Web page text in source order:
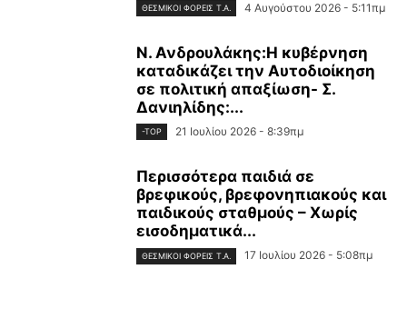
ΘΕΣΜΙΚΟΊ ΦΟΡΕΊΣ Τ.Α. 4 Αυγούστου 2026 - 5:11πμ
Ν. Ανδρουλάκης:Η κυβέρνηση
καταδικάζει την Αυτοδιοίκηση
σε πολιτική απαξίωση- Σ.
Δανιηλίδης:...
-TOP 21 Ιουλίου 2026 - 8:39πμ
Περισσότερα παιδιά σε
βρεφικούς, βρεφονηπιακούς και
παιδικούς σταθμούς – Χωρίς
εισοδηματικά...
ΘΕΣΜΙΚΟΊ ΦΟΡΕΊΣ Τ.Α. 17 Ιουλίου 2026 - 5:08πμ